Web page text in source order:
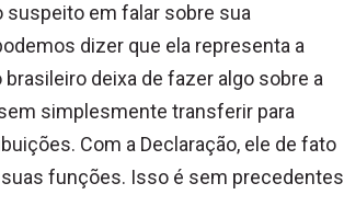
suspeito em falar sobre sua
dizer que ela representa a
deixa de fazer algo sobre a
simplesmente transferir para
Com a Declaração, ele de fato
funções. Isso é sem precedentes